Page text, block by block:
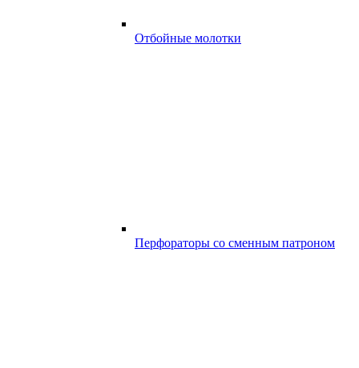
Отбойные молотки
Перфораторы со сменным патроном